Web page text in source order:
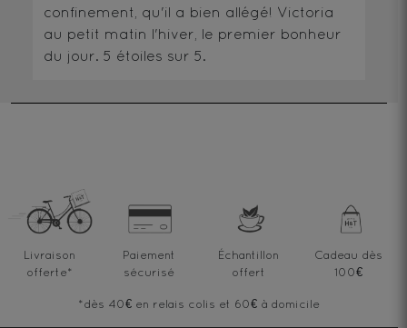
confinement, qu'il a bien allégé! Victoria
au petit matin l'hiver, le premier bonheur
du jour.5 étoiles sur 5.
Livraison
offerte*
Paiement
sécurisé
Échantillon
offert
Cadeau dès
100€
*dès 40€ en relais colis et 60€ à domicile